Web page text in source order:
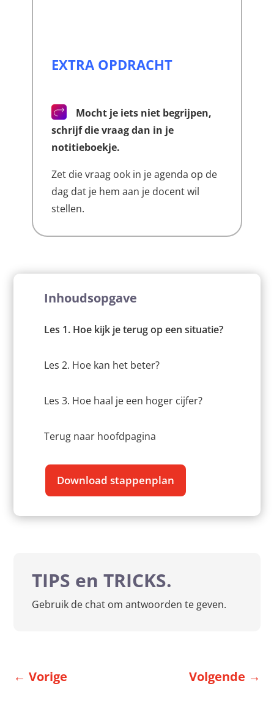
EXTRA OPDRACHT
Mocht je iets niet begrijpen,
schrijf die vraag dan in je
notitieboekje.
Zet die vraag ook in je agenda op de
dag dat je hem aan je docent wil
stellen.
Inhoudsopgave
Les 1. Hoe kijk je terug op een situatie?
Les 2. Hoe kan het beter?
Les 3. Hoe haal je een hoger cijfer?
Terug naar hoofdpagina
Download stappenplan
TIPS en TRICKS.
Gebruik de chat om antwoorden te geven.
←Vorige Volgende →